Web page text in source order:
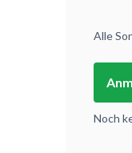
Alle
Noch